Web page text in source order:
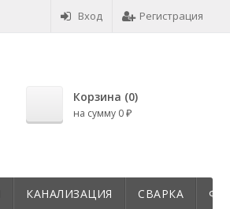
Вход Регистрация
Корзина (0)
на сумму 0 ₽
КАНАЛИЗАЦИЯ СВАРКА